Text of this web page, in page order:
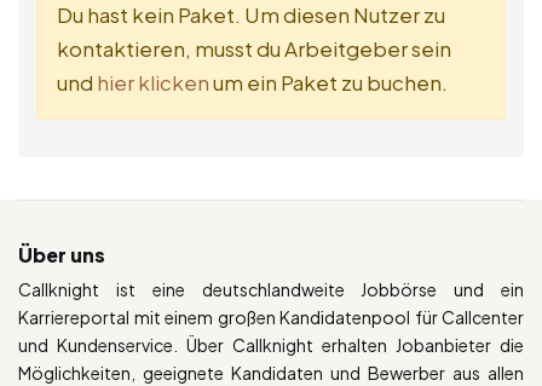
Du hast kein Paket. Um diesen Nutzer zu
kontaktieren, musst du Arbeitgeber sein
und hier klickenum ein Paket zu buchen.
Über uns
Callknight ist eine deutschlandweite Jobbörse und ein
Karriereportal mit einem großen Kandidatenpool für Callcenter
und Kundenservice. Über Callknight erhalten Jobanbieter die
Möglichkeiten, geeignete Kandidaten und Bewerber aus allen